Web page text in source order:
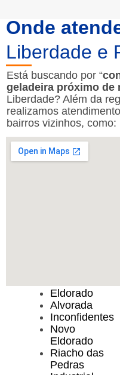
Onde
Liberdade e
Está buscando por “
geladeira próximo de
Liberdade? Além da
realizamos
bairros vizinhos, como:
Eldorado
Alvorada
Inconfidentes
Novo
Eldorado
Riacho das
Pedras